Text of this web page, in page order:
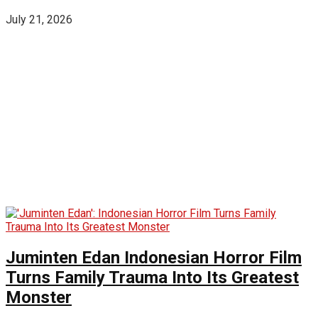
July 21, 2026
Juminten Edan Indonesian Horror Film
Turns Family Trauma Into Its Greatest
Monster